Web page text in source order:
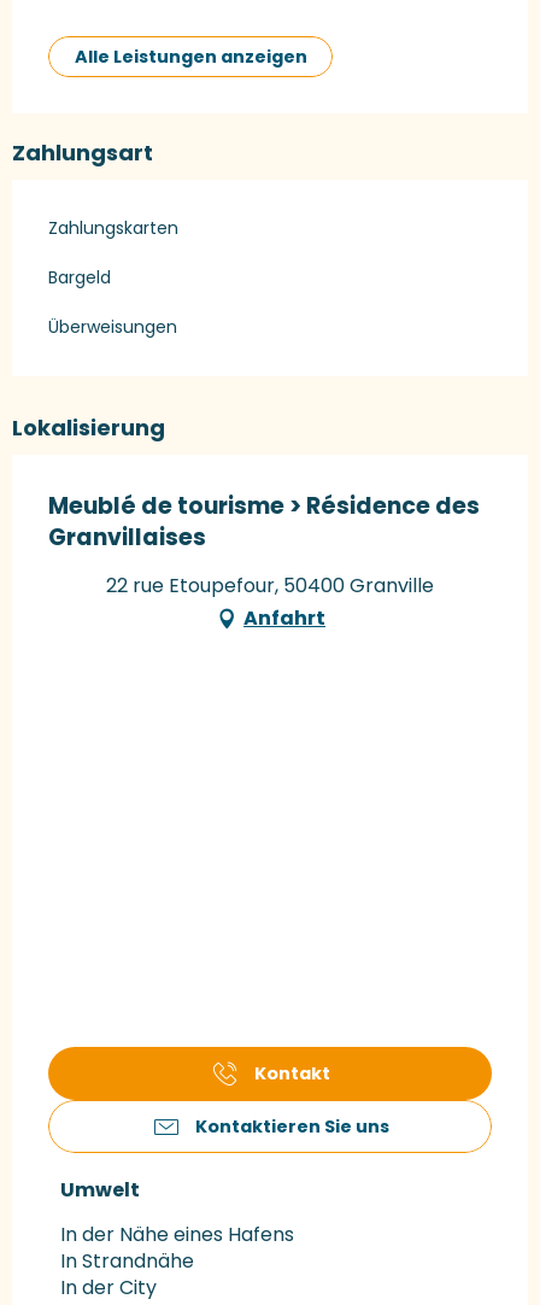
Alle Leistungen anzeigen
Zahlungsart
Zahlungskarten
Bargeld
Überweisungen
Lokalisierung
Meublé de tourisme > Résidence des
Granvillaises
22 rue Etoupefour, 50400 Granville
Anfahrt
Kontakt
Kontaktieren Sie uns
Umwelt
Umwelt
In der Nähe eines Hafens
In Strandnähe
In der City